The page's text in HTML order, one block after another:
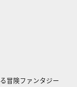
冒険ファンタジー